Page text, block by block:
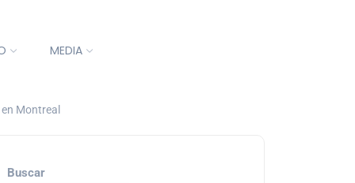
MEDIA
Montreal
Buscar